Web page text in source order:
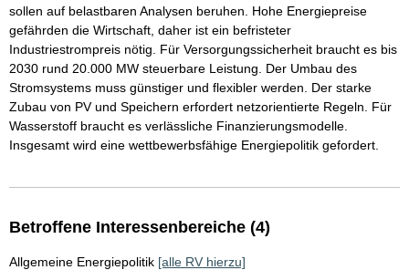
sollen auf belastbaren Analysen beruhen. Hohe Energiepreise
gefährden die Wirtschaft, daher ist ein befristeter
Industriestrompreis nötig. Für Versorgungssicherheit braucht es bis
2030 rund 20.000 MW steuerbare Leistung. Der Umbau des
Stromsystems muss günstiger und flexibler werden. Der starke
Zubau von PV und Speichern erfordert netzorientierte Regeln. Für
Wasserstoff braucht es verlässliche Finanzierungsmodelle.
Insgesamt wird eine wettbewerbsfähige Energiepolitik gefordert.
Betroffene Interessenbereiche (4)
Allgemeine Energiepolitik [alle RV hierzu]